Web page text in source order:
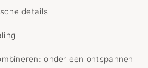
details
onder een ontspannen